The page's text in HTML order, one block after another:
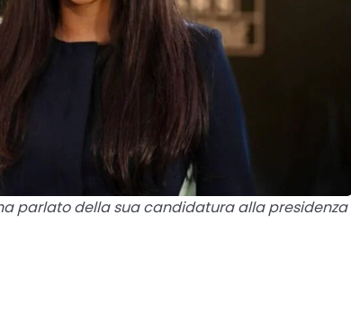
parlato della sua candidatura alla presidenza